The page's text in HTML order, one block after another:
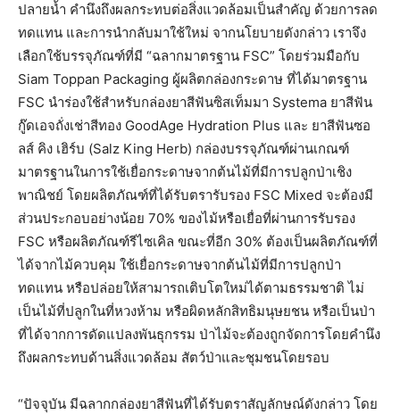
ปลายน้ำ คำนึงถึงผลกระทบต่อสิ่งแวดล้อมเป็นสำคัญ ด้วยการลด
ทดแทน และการนำกลับมาใช้ใหม่ จากนโยบายดังกล่าว เราจึง
เลือกใช้บรรจุภัณฑ์ที่มี “ฉลากมาตรฐาน FSC” โดยร่วมมือกับ
Siam Toppan Packaging ผู้ผลิตกล่องกระดาษ ที่ได้มาตรฐาน
FSC นำร่องใช้สำหรับกล่องยาสีฟันซิสเท็มมา Systema ยาสีฟัน
กู๊ดเอจถั่งเช่าสีทอง GoodAge Hydration Plus และ ยาสีฟันซอ
ลส์ คิง เฮิร์บ (Salz King Herb) กล่องบรรจุภัณฑ์ผ่านเกณฑ์
มาตรฐานในการใช้เยื่อกระดาษจากต้นไม้ที่มีการปลูกป่าเชิง
พาณิชย์ โดยผลิตภัณฑ์ที่ได้รับตรารับรอง FSC Mixed จะต้องมี
ส่วนประกอบอย่างน้อย 70% ของไม้หรือเยื่อที่ผ่านการรับรอง
FSC หรือผลิตภัณฑ์รีไซเคิล ขณะที่อีก 30% ต้องเป็นผลิตภัณฑ์ที่
ได้จากไม้ควบคุม ใช้เยื่อกระดาษจากต้นไม้ที่มีการปลูกป่า
ทดแทน หรือปล่อยให้สามารถเติบโตใหม่ได้ตามธรรมชาติ ไม่
เป็นไม้ที่ปลูกในที่หวงห้าม หรือผิดหลักสิทธิมนุษยชน หรือเป็นป่า
ที่ได้จากการดัดแปลงพันธุกรรม ป่าไม้จะต้องถูกจัดการโดยคำนึง
ถึงผลกระทบด้านสิ่งแวดล้อม สัตว์ป่าและชุมชนโดยรอบ
“ปัจจุบัน มีฉลากกล่องยาสีฟันที่ได้รับตราสัญลักษณ์ดังกล่าว โดย